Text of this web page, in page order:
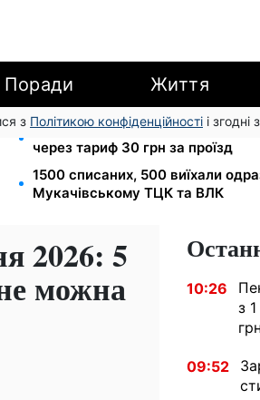
Поради Життя
з Політикою конфіденційності і
120 грн на день лише на
через тариф 30 грн за проїзд
1500 списаних, 500 виїхали
Мукачівському ТЦК та ВЛК
2026: 5
можна 10:26
з
09:52